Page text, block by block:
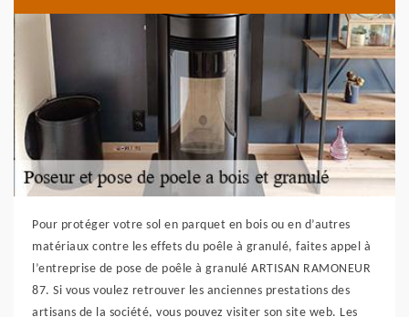
Pour protéger votre sol en parquet en bois ou en d’autres
matériaux contre les effets du poêle à granulé, faites appel à
l’entreprise de pose de poêle à granulé ARTISAN RAMONEUR
87. Si vous voulez retrouver les anciennes prestations des
artisans de la société, vous pouvez visiter son site web. Les